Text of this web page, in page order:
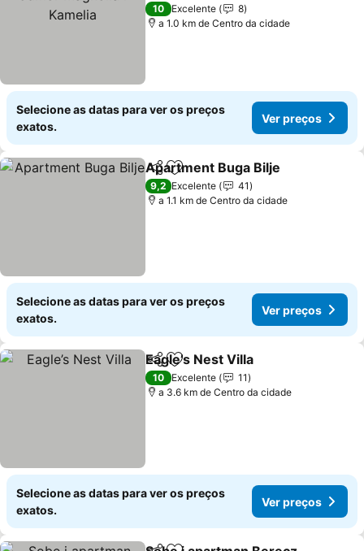
10 Excelente
8
a 1.0 km de Centro da cidade
Selecione as datas para ver os preços
exatos.
Ver preços
PartilharAdicionar aos favoritos
Apartment Buga Bilje
9,2 Excelente
41
a 1.1 km de Centro da cidade
Selecione as datas para ver os preços
exatos.
Ver preços
PartilharAdicionar aos favoritos
Eagle’s Nest Villa
10 Excelente
11
a 3.6 km de Centro da cidade
Selecione as datas para ver os preços
exatos.
Ver preços